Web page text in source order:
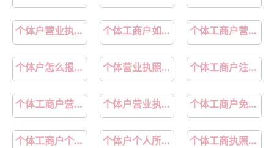
个体户营业执照怎么年审 个体工商户如何申报个税 个体工商户营业执照注销流程
个体户怎么报税和做账 个体营业执照办理 个体工商户注册代办
个体工商户营业执照怎么办理 个体户营业执照年报 个体工商户免税额度
个体工商户个人所得税怎么算 个体户个人所得税免征额是多少 个体工商执照怎么办